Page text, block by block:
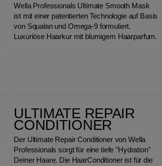
Wella Professionals Ultimate Smooth Mask
ist mit einer patentierten Technologie auf Basis
von Squalan und Omega-9 formuliert.
Luxuriöse Haarkur mit blumigem Haarparfum.
ULTIMATE REPAIR
CONDITIONER
Der Ultimate Repair Conditioner von Wella
Professionals sorgt für eine tiefe "Hydration"
Deiner Haare. Die HaarConditioner ist für die